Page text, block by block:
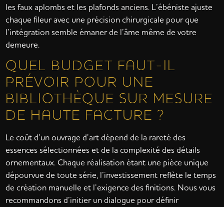
les faux aplombs et les plafonds anciens. L’ébéniste ajuste
chaque fileur avec une précision chirurgicale pour que
l’intégration semble émaner de l’âme même de votre
demeure.
QUEL BUDGET FAUT-IL
PRÉVOIR POUR UNE
BIBLIOTHÈQUE SUR MESURE
DE HAUTE FACTURE ?
Le coût d’un ouvrage d’art dépend de la rareté des
essences sélectionnées et de la complexité des détails
ornementaux. Chaque réalisation étant une pièce unique
dépourvue de toute série, l’investissement reflète le temps
de création manuelle et l’exigence des finitions. Nous vous
recommandons d’initier un dialogue pour définir